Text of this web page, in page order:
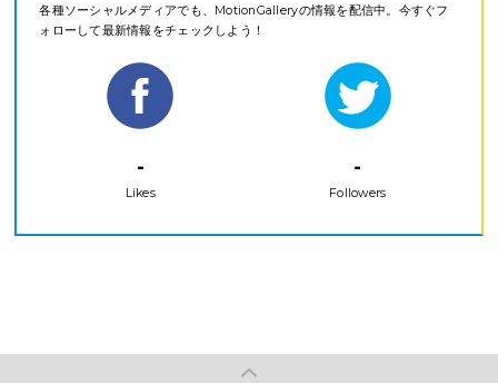
各種ソーシャルメディアでも、MotionGalleryの情報を配信中。今すぐフ
ォローして最新情報をチェックしよう！
-
Likes
-
Followers